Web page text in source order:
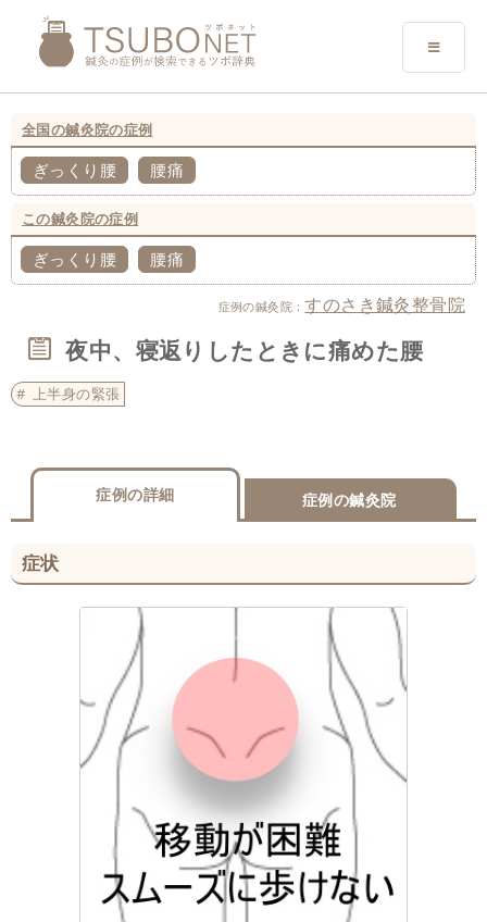
全国の鍼灸院の症例
ぎっくり腰 腰痛
この鍼灸院の症例
ぎっくり腰 腰痛
症例の鍼灸院：すのさき鍼灸整骨院
夜中、寝返りしたときに痛めた腰
上半身の緊張
症例の詳細 症例の鍼灸院
症状